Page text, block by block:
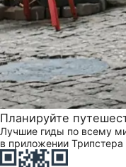
Планируйте
Лучшие гиды по всему
в приложении Трипстера